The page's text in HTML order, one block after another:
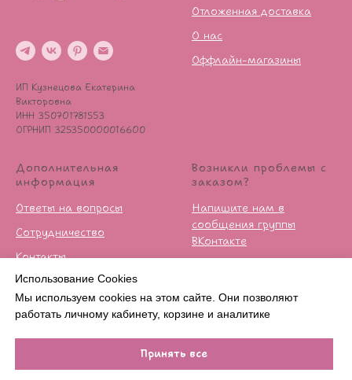
Использование Cookies
Мы используем cookies на этом сайте. Они позволяют
работать личному кабинету, корзине и аналитике
Принять все
ИП Кузнецова Екатерина
Викторовна
ИНН 350701781553
ОГРНИП 325350000016600
Отложенная доставка
О нас
Оффлайн-магазины
Дополнительная
информация
Ответы на вопросы
Сотрудничество
Контакты
Публичная оферта
Политика
конфиденцильности
Возникли проблемы с
заказом?
Напишите нам в
сообщения группы
ВКонтакте